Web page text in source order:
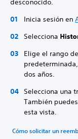
desconocido.
Inicia sesión en
Selecciona
Elige el rango
dos años.
Selecciona una
También
esta vista.
Cómo solicitar un